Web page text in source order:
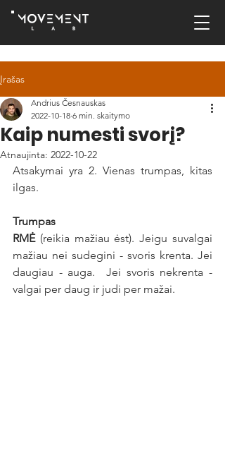
Įrašas
Kaip numesti svorį?
Andrius Česnauskas
2022-10-18 6 min. skaitymo
Atnaujinta: 2022-10-22
Atsakymai yra 2. Vienas trumpas, kitas
ilgas.
Trumpas
RMĖ (reikia mažiau ėst). Jeigu suvalgai
mažiau nei sudegini - svoris krenta. Jei
daugiau - auga.  Jei svoris nekrenta -
valgai per daug ir judi per mažai.